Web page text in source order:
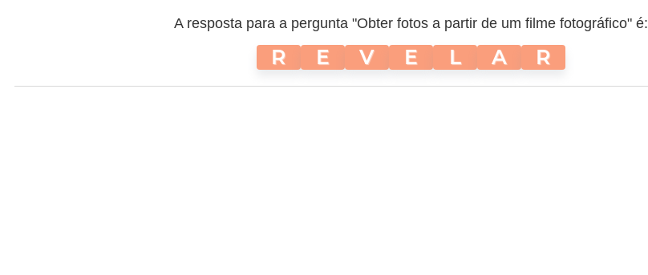
A resposta para a pergunta "Obter fotos a partir de um filme fotográfico" é:
R E V E L A R